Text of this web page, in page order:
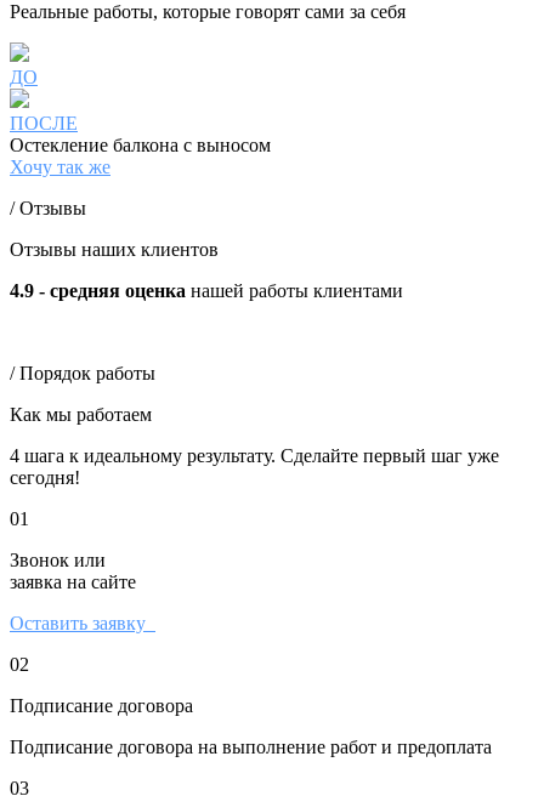
Реальные работы, которые говорят сами за себя
ДО
ПОСЛЕ
Остекление балкона с выносом
Хочу так же
/ Отзывы
Отзывы наших клиентов
4.9 - средняя оценка нашей работы клиентами
/ Порядок работы
Как мы работаем
4 шага к идеальному результату. Сделайте первый шаг уже
сегодня!
01
Звонок или
заявка на сайте
Оставить заявку
02
Подписание договора
Подписание договора на выполнение работ и предоплата
03